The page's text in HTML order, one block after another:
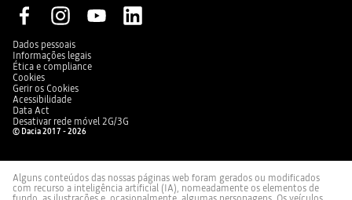
Dados pessoais
Informações legais
Ética e compliance
Cookies
Gerir os Cookies
Acessibilidade
Data Act
Desativar rede móvel 2G/3G
© Dacia 2017 - 2026
Alguns conteúdos das nossas páginas web foram gerados ou modificados
com recurso a inteligência artificial (IA), nomeadamente os elementos de